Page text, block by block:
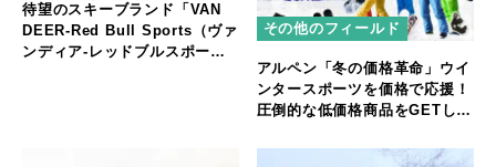
待望のスキーブランド「VAN
DEER-Red Bull Sports（ヴァ
ンディア-レッドブルスポー
その他のフィールド
アルペン「冬の価格革命」ウイ
ンタースポーツを価格で応援！
圧倒的な低価格商品をGETし、